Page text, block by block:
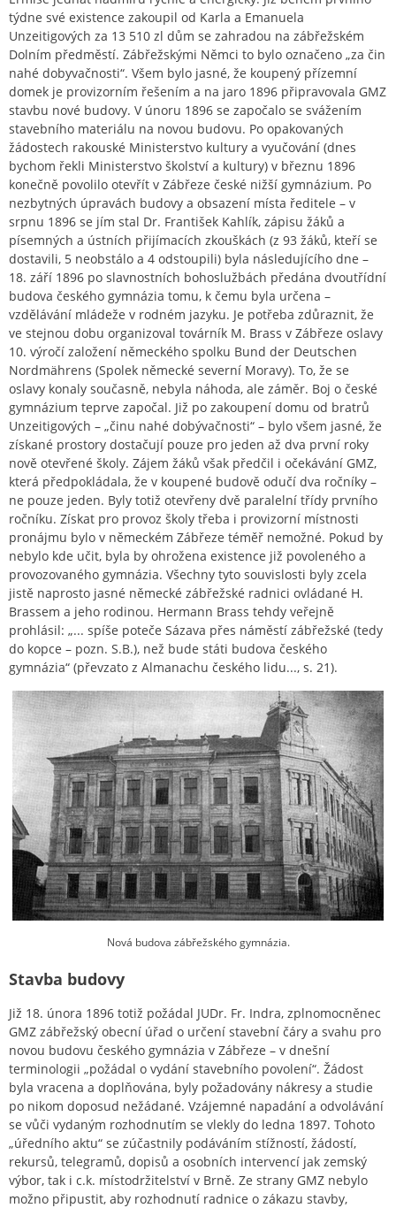
týdne své existence zakoupil od Karla a Emanuela
Unzeitigových za 13 510 zl dům se zahradou na zábřežském
Dolním předměstí. Zábřežskými Němci to bylo označeno „za čin
nahé dobyvačnosti“. Všem bylo jasné, že koupený přízemní
domek je provizorním řešením a na jaro 1896 připravovala GMZ
stavbu nové budovy. V únoru 1896 se započalo se svážením
stavebního materiálu na novou budovu. Po opakovaných
žádostech rakouské Ministerstvo kultury a vyučování (dnes
bychom řekli Ministerstvo školství a kultury) v březnu 1896
konečně povolilo otevřít v Zábřeze české nižší gymnázium. Po
nezbytných úpravách budovy a obsazení místa ředitele – v
srpnu 1896 se jím stal Dr. František Kahlík, zápisu žáků a
písemných a ústních přijímacích zkouškách (z 93 žáků, kteří se
dostavili, 5 neobstálo a 4 odstoupili) byla následujícího dne –
18. září 1896 po slavnostních bohoslužbách předána dvoutřídní
budova českého gymnázia tomu, k čemu byla určena –
vzdělávání mládeže v rodném jazyku. Je potřeba zdůraznit, že
ve stejnou dobu organizoval továrník M. Brass v Zábřeze oslavy
10. výročí založení německého spolku Bund der Deutschen
Nordmährens (Spolek německé severní Moravy). To, že se
oslavy konaly současně, nebyla náhoda, ale záměr. Boj o české
gymnázium teprve započal. Již po zakoupení domu od bratrů
Unzeitigových – „činu nahé dobývačnosti“ – bylo všem jasné, že
získané prostory dostačují pouze pro jeden až dva první roky
nově otevřené školy. Zájem žáků však předčil i očekávání GMZ,
která předpokládala, že v koupené budově odučí dva ročníky –
ne pouze jeden. Byly totiž otevřeny dvě paralelní třídy prvního
ročníku. Získat pro provoz školy třeba i provizorní místnosti
pronájmu bylo v německém Zábřeze téměř nemožné. Pokud by
nebylo kde učit, byla by ohrožena existence již povoleného a
provozovaného gymnázia. Všechny tyto souvislosti byly zcela
jistě naprosto jasné německé zábřežské radnici ovládané H.
Brassem a jeho rodinou. Hermann Brass tehdy veřejně
prohlásil: „... spíše poteče Sázava přes náměstí zábřežské (tedy
do kopce – pozn. S.B.), než bude státi budova českého
gymnázia“ (převzato z Almanachu českého lidu..., s. 21).
Nová budova zábřežského gymnázia.
Stavba budovy
Již 18. února 1896 totiž požádal JUDr. Fr. Indra, zplnomocněnec
GMZ zábřežský obecní úřad o určení stavební čáry a svahu pro
novou budovu českého gymnázia v Zábřeze – v dnešní
terminologii „požádal o vydání stavebního povolení“. Žádost
byla vracena a doplňována, byly požadovány nákresy a studie
po nikom doposud nežádané. Vzájemné napadání a odvolávání
se vůči vydaným rozhodnutím se vlekly do ledna 1897. Tohoto
„úředního aktu“ se zúčastnily podáváním stížností, žádostí,
rekursů, telegramů, dopisů a osobních intervencí jak zemský
výbor, tak i c.k. místodržitelství v Brně. Ze strany GMZ nebylo
možno připustit, aby rozhodnutí radnice o zákazu stavby,